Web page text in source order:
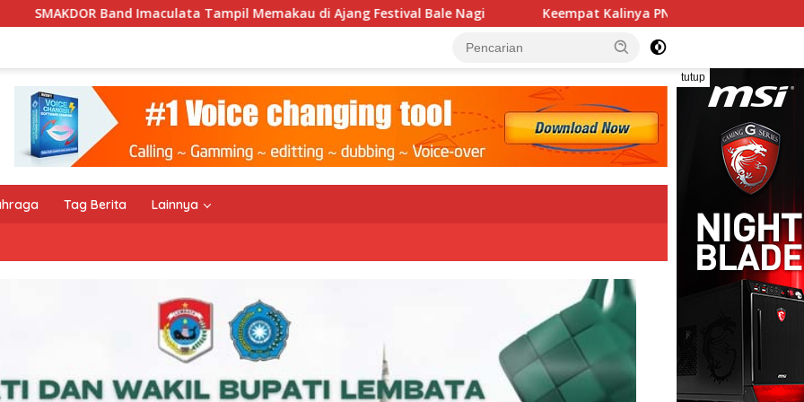
Tampil Memakau di Ajang Festival Bale Nagi Keempat Kalinya PN Lembata Kabulkan Eksepsi, Kado Songsong
tutup
Tag Berita Lainnya